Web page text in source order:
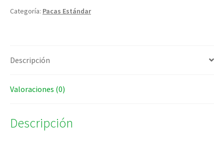
Categoría: Pacas Estándar
Descripción
Valoraciones (0)
Descripción